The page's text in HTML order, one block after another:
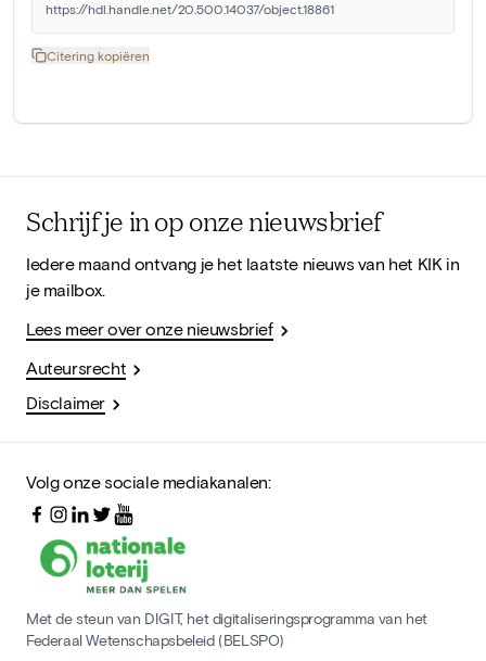
https://hdl.handle.net/20.500.14037/object.18861
Citering kopiëren
Schrijf je in op onze nieuwsbrief
Iedere maand ontvang je het laatste nieuws van het KIK in
je mailbox.
Lees meer over onze nieuwsbrief
Auteursrecht
Disclaimer
Volg onze sociale mediakanalen:
Met de steun van DIGIT, het digitaliseringsprogramma van het
Federaal Wetenschapsbeleid (BELSPO)